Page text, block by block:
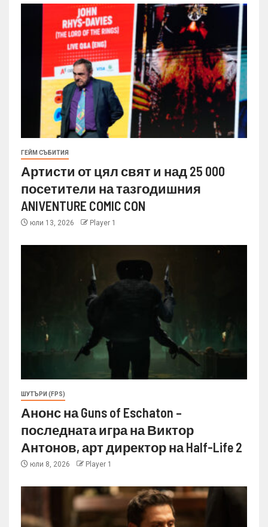
ГЕЙМ СЪБИТИЯ
Артисти от цял свят и над 25 000
посетители на тазгодишния
ANIVENTURE COMIC CON
юли 13, 2026 Player 1
ШУТЪРИ (FPS)
Анонс на Guns of Eschaton –
последната игра на Виктор
Антонов, арт директор на Half-Life 2
юли 8, 2026 Player 1